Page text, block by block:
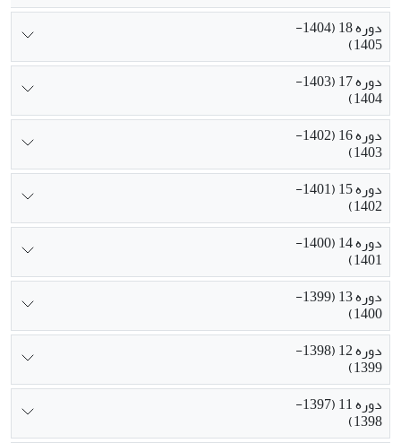
دوره 18 (1404-
1405)
دوره 17 (1403-
1404)
دوره 16 (1402-
1403)
دوره 15 (1401-
1402)
دوره 14 (1400-
1401)
دوره 13 (1399-
1400)
دوره 12 (1398-
1399)
دوره 11 (1397-
1398)